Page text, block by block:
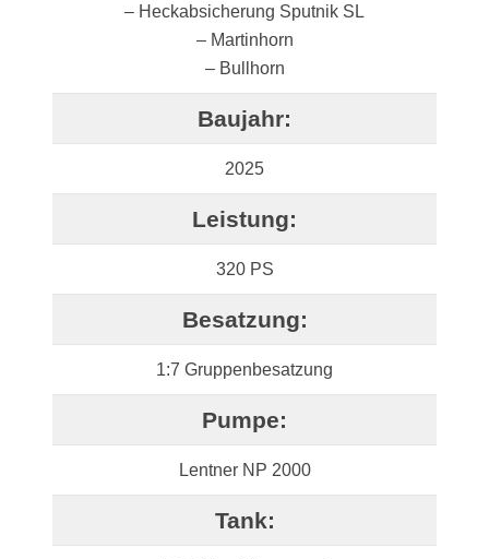
– Heckabsicherung Sputnik SL
– Martinhorn
– Bullhorn
Baujahr:
2025
Leistung:
320 PS
Besatzung:
1:7 Gruppenbesatzung
Pumpe:
Lentner NP 2000
Tank: